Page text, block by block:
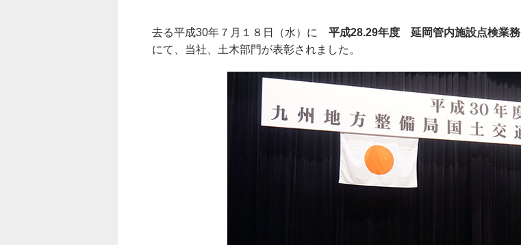
去る平成30年７月１８日（水）に 平成28.29年度 延岡管内施設点検業務
にて、当社、土木部門が表彰されました。